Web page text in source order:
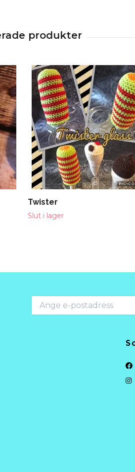
Twister
Slut i lager